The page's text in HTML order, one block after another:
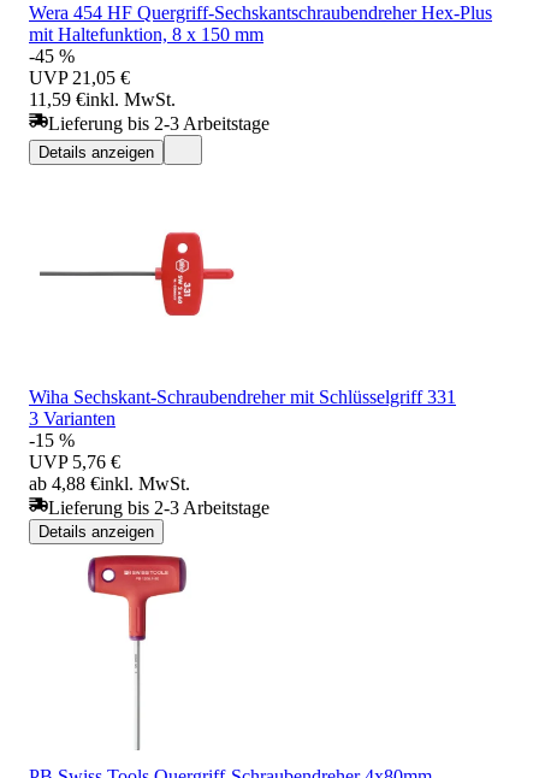
Wera 454 HF Quergriff-Sechskantschraubendreher Hex-Plus
mit Haltefunktion, 8 x 150 mm
-45 %
UVP 21,05 €
11,59 €inkl. MwSt.
Lieferung bis 2-3 Arbeitstage
Details anzeigen
Wiha Sechskant-Schraubendreher mit Schlüsselgriff 331
3 Varianten
-15 %
UVP 5,76 €
ab 4,88 €inkl. MwSt.
Lieferung bis 2-3 Arbeitstage
Details anzeigen